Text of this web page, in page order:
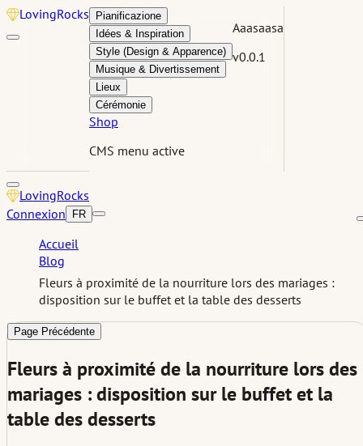
LovingRocks
Pianificazione
Idées & Inspiration
Style (Design & Apparence)
Musique & Divertissement
Lieux
Cérémonie
Shop
CMS menu active
Aaasaasa
v0.0.1
LovingRocks
Connexion
FR
Accueil
Blog
Fleurs à proximité de la nourriture lors des mariages :
disposition sur le buffet et la table des desserts
Page Précédente
Fleurs à proximité de la nourriture lors des
mariages : disposition sur le buffet et la
table des desserts